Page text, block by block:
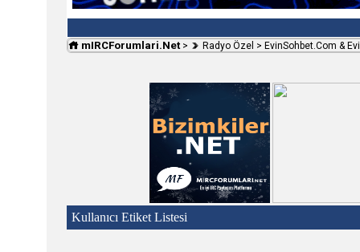
mIRCForumlari.Net > Radyo Özel > EvinSohbet.Com &
Kullanıcı Etiket Listesi